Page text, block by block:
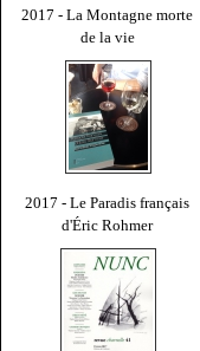
2017 - La Montagne morte
de la vie
2017 - Le Paradis français
d'Éric Rohmer